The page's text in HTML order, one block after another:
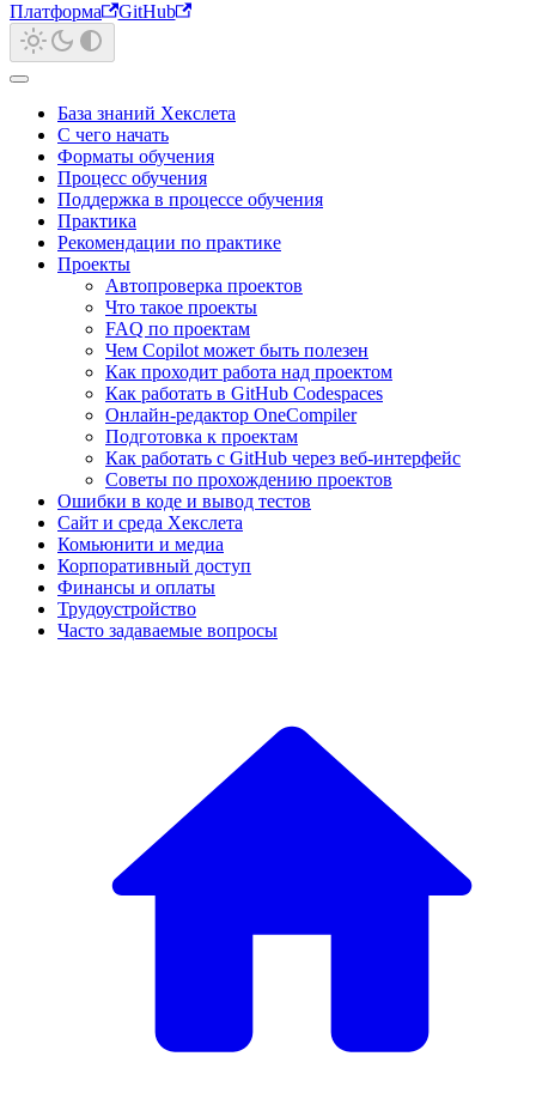
Платформа GitHub
База знаний Хекслета
С чего начать
Форматы обучения
Процесс обучения
Поддержка в процессе обучения
Практика
Рекомендации по практике
Проекты
Автопроверка проектов
Что такое проекты
FAQ по проектам
Чем Copilot может быть полезен
Как проходит работа над проектом
Как работать в GitHub Codespaces
Онлайн-редактор OneCompiler
Подготовка к проектам
Как работать с GitHub через веб-интерфейс
Советы по прохождению проектов
Ошибки в коде и вывод тестов
Сайт и среда Хекслета
Комьюнити и медиа
Корпоративный доступ
Финансы и оплаты
Трудоустройство
Часто задаваемые вопросы